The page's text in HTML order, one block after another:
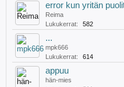
error kun yritän
Reima
Lukukerrat:
582
...
mpk666
Lukukerrat:
614
appuu
hän-mies